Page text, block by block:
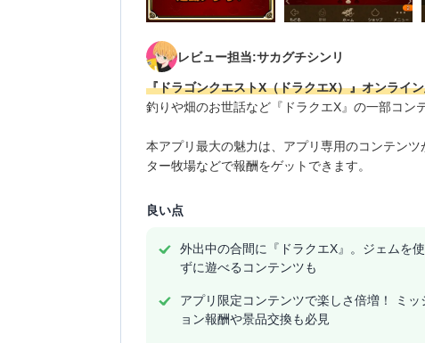
レビュー担当:サカグチシンリ
『ドラゴンクエストX（ドラクエX）』オンライ
釣りや畑のお世話など『ドラクエX』の一部コン
本アプリ最大の魅力は、アプリ専用のコンテン
ター牧場などで報酬をゲットできます。
良い点
外出中の合間に『ドラクエX』。ジェムを
ずに遊べるコンテンツも
アプリ限定コンテンツで楽しさ倍増！ ミッ
ョン報酬や景品交換も必見